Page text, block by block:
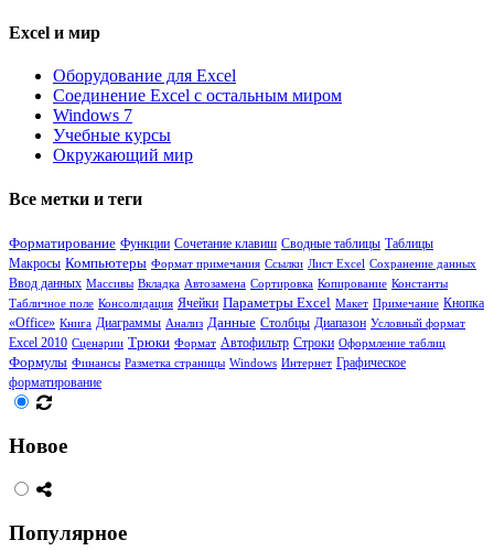
Excel и мир
Оборудование для Excel
Соединение Excel с остальным миром
Windows 7
Учебные курсы
Окружающий мир
Все метки и теги
Форматирование Функции Сочетание клавиш Сводные таблицы Таблицы
Макросы Компьютеры Формат примечания Ссылки Лист Excel Сохранение данных
Ввод данных Массивы Вкладка Автозамена Сортировка Копирование Константы
Табличное поле Консолидация Ячейки Параметры Excel Макет Примечание Кнопка
«Office» Книга Диаграммы Анализ Данные Столбцы Диапазон Условный формат
Excel 2010 Сценарии Трюки Формат Автофильтр Строки Оформление таблиц
Формулы Финансы Разметка страницы Windows Интернет Графическое
форматирование
Новое
Популярное